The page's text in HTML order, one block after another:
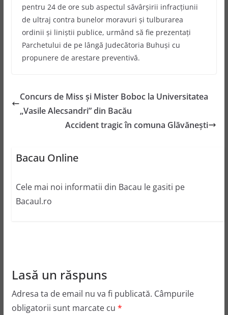
pentru 24 de ore sub aspectul săvârşirii infracţiunii
de ultraj contra bunelor moravuri şi tulburarea
ordinii şi liniştii publice, urmând să fie prezentaţi
Parchetului de pe lângă Judecătoria Buhuşi cu
propunere de arestare preventivă.
Concurs de Miss şi Mister Boboc la Universitatea
„Vasile Alecsandri” din Bacău
Accident tragic în comuna Glăvăneşti
Bacau Online
Cele mai noi informatii din Bacau le gasiti pe
Bacaul.ro
Lasă un răspuns
Adresa ta de email nu va fi publicată. Câmpurile
obligatorii sunt marcate cu *